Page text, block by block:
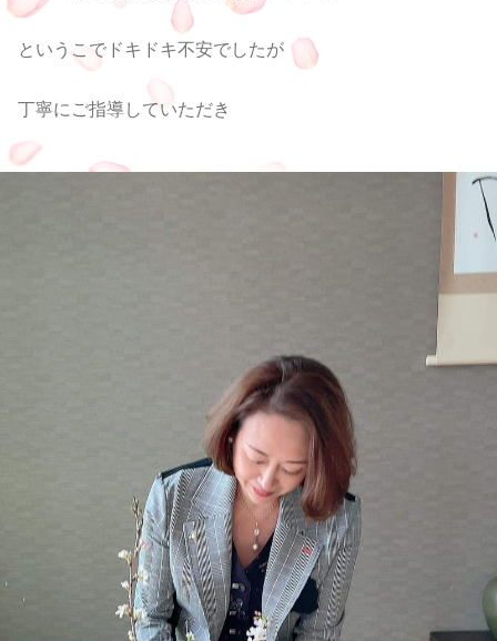
というこでドキドキ不安でしたが
丁寧にご指導していただき